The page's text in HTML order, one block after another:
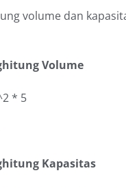
volume dan
Volume
* 5
Kapasitas